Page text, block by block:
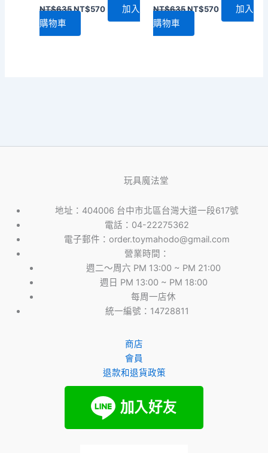
NT$635原
格：
NT$570目
加入
購物車
NT$635原
格：
NT$570目
加入
購物車
玩具魔法堂
地址：404006 台中市北區台灣大道一段617號
電話：04-22275362
電子郵件：order.toymahodo@gmail.com
營業時間：
週二～周六 PM 13:00 ~ PM 21:00
週日 PM 13:00 ~ PM 18:00
每周一店休
統一編號：14728811
商店
會員
退款和退貨政策